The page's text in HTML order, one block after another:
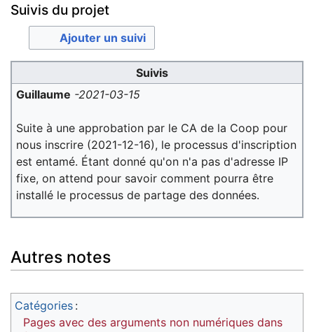
Suivis du projet
Ajouter un suivi
Suivis
Guillaume -2021-03-15
Suite à une approbation par le CA de la Coop pour
nous inscrire (2021-12-16), le processus d'inscription
est entamé. Étant donné qu'on n'a pas d'adresse IP
fixe, on attend pour savoir comment pourra être
installé le processus de partage des données.
Autres notes
Catégories :
Pages avec des arguments non numériques dans